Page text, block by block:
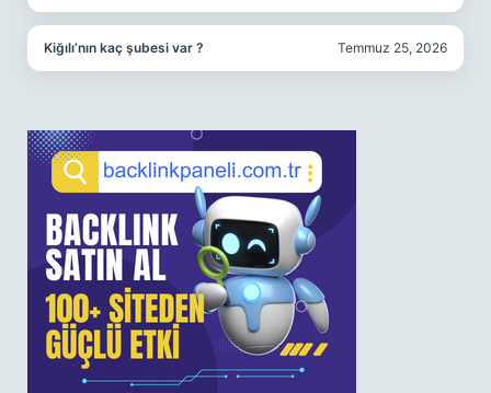
Kiğılı’nın kaç şubesi var ? Temmuz 25, 2026